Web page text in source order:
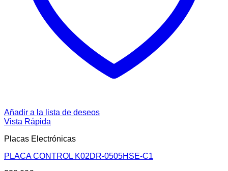
Añadir a la lista de deseos
Vista Rápida
Placas Electrónicas
PLACA CONTROL K02DR-0505HSE-C1